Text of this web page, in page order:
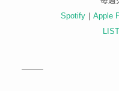
Spotify ｜ Apple